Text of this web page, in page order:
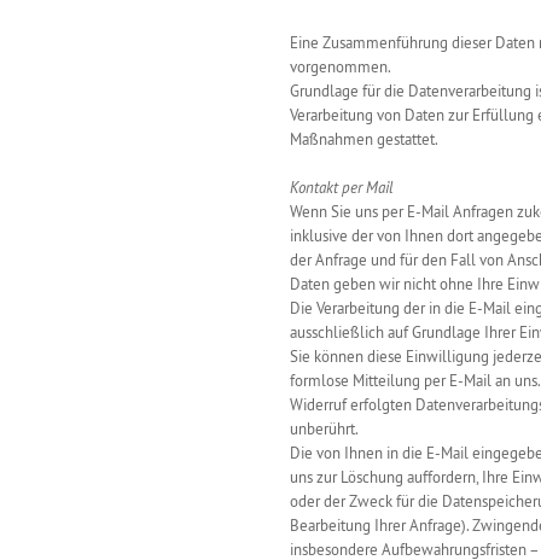
Eine Zusammenführung dieser
vorgenommen.
Grundlage für die Datenverarbeitung
Verarbeitung von Daten zur Erfüllung
Maßnahmen gestattet.
Kontakt per Mail
Wenn Sie uns per E-Mail Anfragen
inklusive der von Ihnen dort
der Anfrage und für den Fall von
Daten geben wir nicht ohne Ihre
Die Verarbeitung der in die E-Mail
ausschließlich auf Grundlage Ihrer
Sie können diese Einwilligung
formlose Mitteilung per E-Mail an
Widerruf erfolgten
unberührt.
Die von Ihnen in die E-Mail
uns zur Löschung auffordern, Ihre
oder der Zweck für die
Bearbeitung Ihrer Anfrage).
insbesondere Aufbewahrungsfristen